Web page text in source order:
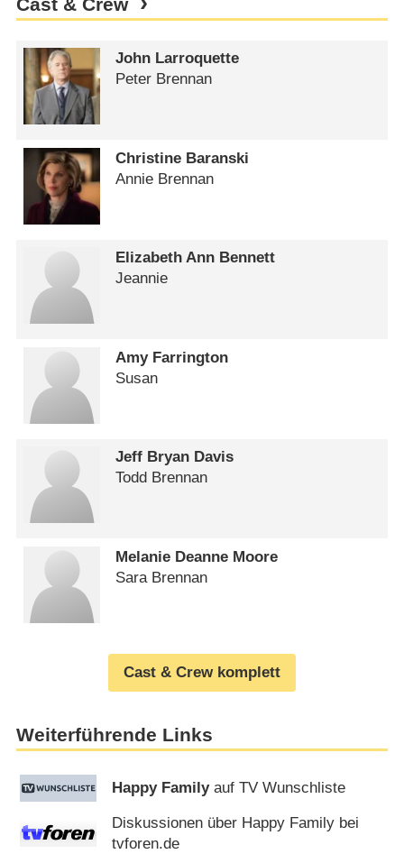
Cast & Crew
John Larroquette
Peter Brennan
Christine Baranski
Annie Brennan
Elizabeth Ann Bennett
Jeannie
Amy Farrington
Susan
Jeff Bryan Davis
Todd Brennan
Melanie Deanne Moore
Sara Brennan
Cast & Crew komplett
Weiterführende Links
Happy Familyauf TV Wunschliste
Diskussionen über Happy Family bei
tvforen.de